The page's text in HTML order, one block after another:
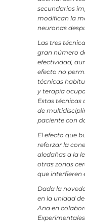
secundarios
modifican la
neuronas
Las tres
gran número
efectividad,
efecto no
técnicas
y terapia
Estas técnicas
de
paciente con
El efecto que
reforzar la
aledañas a la
otras zonas
que interfieren
Dada la
en la unidad
Ana en